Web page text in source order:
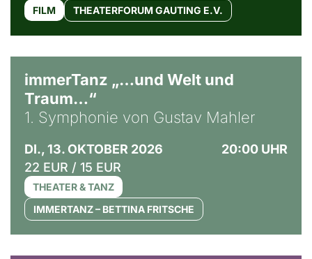
FILM THEATERFORUM GAUTING E.V.
immerTanz „…und Welt und
Traum…“
1. Symphonie von Gustav Mahler
DI., 13. OKTOBER 2026
20:00 UHR
22 EUR / 15 EUR
THEATER & TANZ
IMMERTANZ – BETTINA FRITSCHE